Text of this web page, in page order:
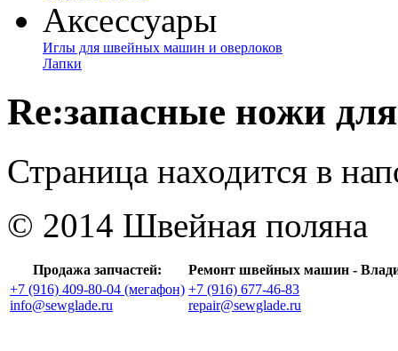
Аксессуары
Иглы для швейных машин и оверлоков
Лапки
Re:запасные ножи
Страница находится в
© 2014 Швейная поляна
Продажа запчастей:
Ремонт швейных машин -
+7 (916) 409-80-04 (мегафон)
info@sewglade.ru
+7 (916) 677-46-83
repair@sewglade.ru